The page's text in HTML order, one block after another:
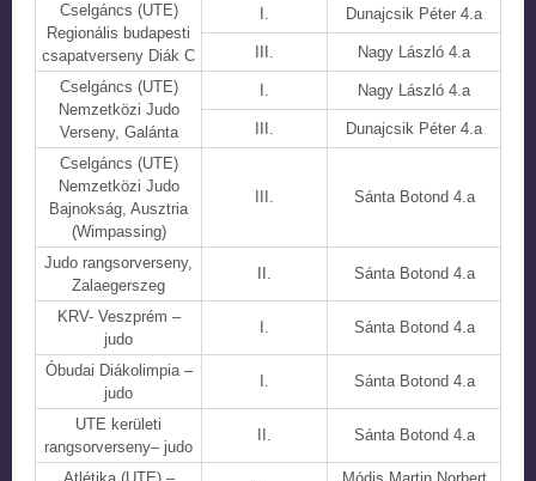
Cselgáncs (UTE)
Regionális budapesti
csapatverseny Diák C
I. Dunajcsik Péter 4.a
III.
Nagy László 4.a
Cselgáncs (UTE)
Nemzetközi Judo
Verseny, Galánta
I. Nagy László 4.a
III.
Dunajcsik Péter 4.a
Cselgáncs (UTE)
Nemzetközi Judo
Bajnokság, Ausztria
(Wimpassing)
III. Sánta Botond 4.a
Judo rangsorverseny,
Zalaegerszeg
II. Sánta Botond 4.a
KRV- Veszprém –
judo
I. Sánta Botond 4.a
Óbudai Diákolimpia –
judo
I. Sánta Botond 4.a
UTE kerületi
rangsorverseny– judo
II. Sánta Botond 4.a